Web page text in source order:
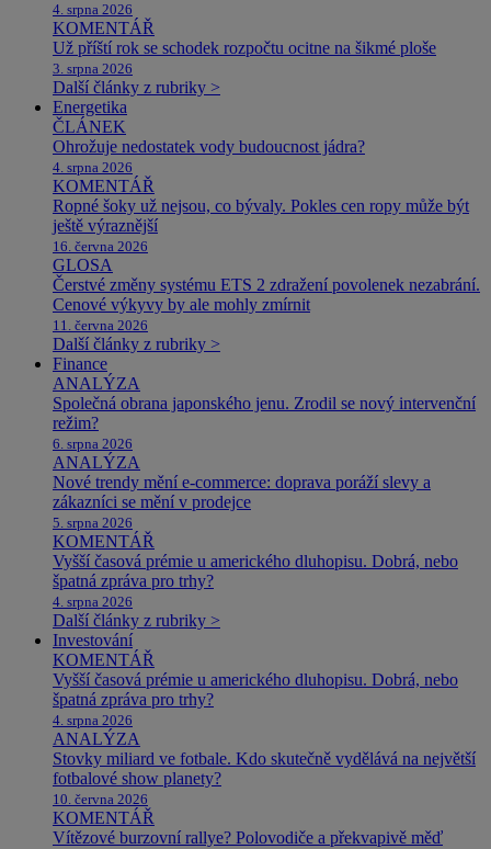
4. srpna 2026
KOMENTÁŘ
Už příští rok se schodek rozpočtu ocitne na šikmé ploše
3. srpna 2026
Další články z rubriky >
Energetika
ČLÁNEK
Ohrožuje nedostatek vody budoucnost jádra?
4. srpna 2026
KOMENTÁŘ
Ropné šoky už nejsou, co bývaly. Pokles cen ropy může být
ještě výraznější
16. června 2026
GLOSA
Čerstvé změny systému ETS 2 zdražení povolenek nezabrání.
Cenové výkyvy by ale mohly zmírnit
11. června 2026
Další články z rubriky >
Finance
ANALÝZA
Společná obrana japonského jenu. Zrodil se nový intervenční
režim?
6. srpna 2026
ANALÝZA
Nové trendy mění e-commerce: doprava poráží slevy a
zákazníci se mění v prodejce
5. srpna 2026
KOMENTÁŘ
Vyšší časová prémie u amerického dluhopisu. Dobrá, nebo
špatná zpráva pro trhy?
4. srpna 2026
Další články z rubriky >
Investování
KOMENTÁŘ
Vyšší časová prémie u amerického dluhopisu. Dobrá, nebo
špatná zpráva pro trhy?
4. srpna 2026
ANALÝZA
Stovky miliard ve fotbale. Kdo skutečně vydělává na největší
fotbalové show planety?
10. června 2026
KOMENTÁŘ
Vítězové burzovní rallye? Polovodiče a překvapivě měď